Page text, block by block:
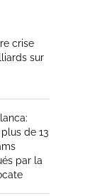
crise
sur
de 13
par la